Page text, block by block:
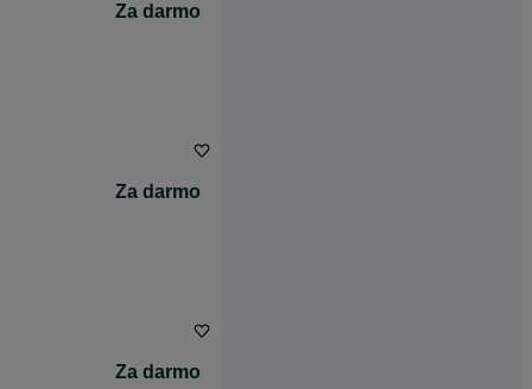
Za darmo
Za darmo
Za darmo